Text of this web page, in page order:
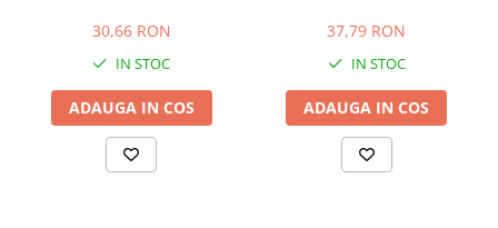
30,66 RON
IN STOC
ADAUGA IN COS
37,79 RON
IN STOC
ADAUGA IN COS